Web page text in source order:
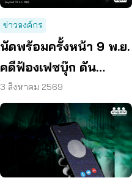
ข่าวองค์กร
นัดพร้อมครั้งหน้า 9 พ.ย.
คดีฟ้องเฟซบุ๊ก ดัน
แพลตฟอร์มร่วมรับผิด
3 สิงหาคม 2569